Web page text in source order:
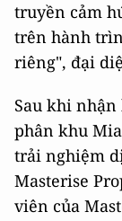
truyền cảm
trên hành
riêng", đại
Sau khi
phân khu
trải nghiệm
Masterise
viên của